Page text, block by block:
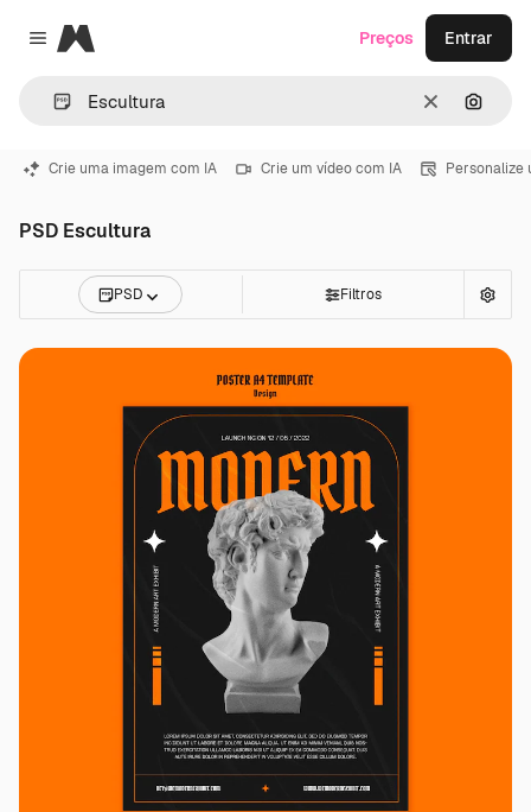
Close menu
Magnific
Limpar
Preços Entrar
Crie uma imagem com IA Crie um vídeo com IA Personalize
PSD Escultura
PSD Filtros